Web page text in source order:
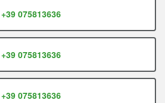
+39 075813636
+39 075813636
+39 075813636